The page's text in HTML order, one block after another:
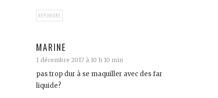
RÉPONDRE
MARINE
1 décembre 2017 à 10 h 10 min
pas trop dur à se maquiller avec des far
liquide?